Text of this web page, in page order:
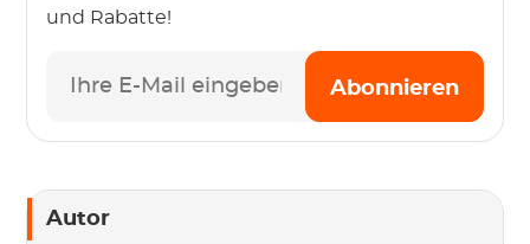
und Rabatte!
Abonnieren
Autor